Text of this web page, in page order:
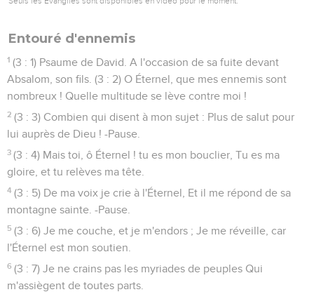
Entouré d'ennemis
1 (3 : 1) Psaume de David. A l'occasion de sa fuite devant
Absalom, son fils. (3 : 2) O Éternel, que mes ennemis sont
nombreux ! Quelle multitude se lève contre moi !
2 (3 : 3) Combien qui disent à mon sujet : Plus de salut pour
lui auprès de Dieu ! -Pause.
3 (3 : 4) Mais toi, ô Éternel ! tu es mon bouclier, Tu es ma
gloire, et tu relèves ma tête.
4 (3 : 5) De ma voix je crie à l'Éternel, Et il me répond de sa
montagne sainte. -Pause.
5 (3 : 6) Je me couche, et je m'endors ; Je me réveille, car
l'Éternel est mon soutien.
6 (3 : 7) Je ne crains pas les myriades de peuples Qui
m'assiègent de toutes parts.